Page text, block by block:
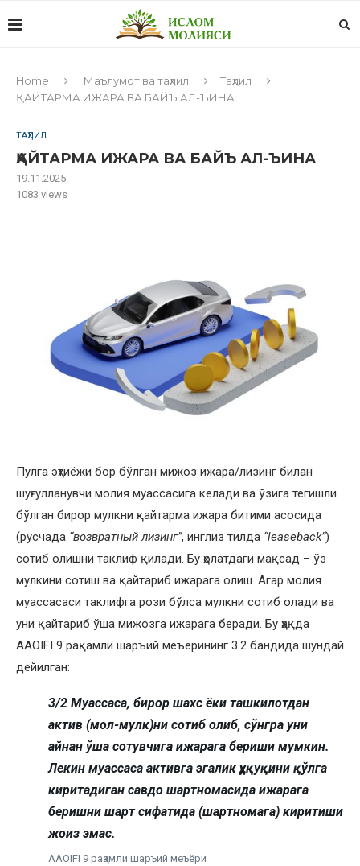
Home Маълумот ва таҳлил
Таҳлил
ҚАЙТАРМА ИЖАРА ВА БАЙЪ АЛ-ЪИНА
ТАҲЛИЛ
ҚАЙТАРМА ИЖАРА ВА БАЙЪ АЛ-ЪИНА
19.11.2025
1083 views
Пулга эҳтиёжи бор бўлган мижоз ижара/лизинг билан
шуғулланувчи молия муассасига келади ва ўзига тегишли
бўлган бирор мулкни қайтарма ижара битими асосида
(русчада “возвратный лизинг”, инглиз тилда “leaseback”)
сотиб олишни таклиф қилади. Бу ҳолатдаги мақсад – ўз
мулкини сотиш ва қайтариб ижарага олиш. Агар молия
муассасаси таклифга рози бўлса мулкни сотиб олади ва
уни қайтариб ўша мижозга ижарага беради. Бу ҳақда
AAOIFI 9 рақамли шаръий меъёрининг 3.2 бандида шундай
дейилган:
3/2 Муассаса, бирор шахс ёки ташкилотдан
актив (мол-мулк)ни сотиб олиб, сўнгра уни
айнан ўша сотувчига ижарага бериши мумкин.
Лекин муассаса активга эгалик ҳуқуқини қўлга
киритадиган савдо шартномасида ижарага
беришни шарт сифатида (шартномага) киритиши
жоиз эмас.
AAOIFI 9 рақамли шаръий меъёри